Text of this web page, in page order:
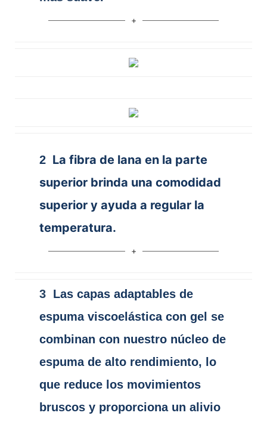
2 La fibra de lana en la parte
superior brinda una comodidad
superior y ayuda a regular la
temperatura.
3 Las capas adaptables de
espuma viscoelástica con gel se
combinan con nuestro núcleo de
espuma de alto rendimiento, lo
que reduce los movimientos
bruscos y proporciona un alivio